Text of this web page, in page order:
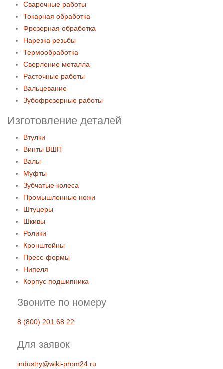
Сварочные работы
Токарная обработка
Фрезерная обработка
Нарезка резьбы
Термообработка
Сверление металла
Расточные работы
Вальцевание
Зубофрезерные работы
Изготовление деталей
Втулки
Винты ВШП
Валы
Муфты
Зубчатые колеса
Промышленные ножи
Штуцеры
Шкивы
Ролики
Кронштейны
Пресс-формы
Нипеля
Корпус подшипника
Звоните по номеру
8 (800) 201 68 22
Для заявок
industry@wiki-prom24.ru